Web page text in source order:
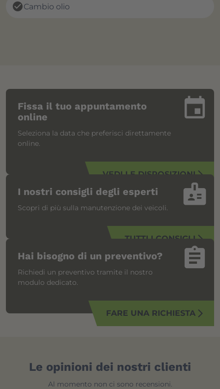
check_circleCambio olio
insert_invitation
Fissa il tuo appuntamento
online
Seleziona la data che preferisci direttamente
online.
VEDI LE DISPOSIZIONIarrow_forward_ios
badge
I nostri consigli degli esperti
Scopri di più sulla manutenzione dei veicoli.
TUTTI I CONSIGLIarrow_forward_ios
assignment
Hai bisogno di un preventivo?
Richiedi un preventivo tramite il nostro
modulo dedicato.
FARE UNA RICHIESTA arrow_forward_ios
Le opinioni dei nostri clienti
Al momento non ci sono recensioni.